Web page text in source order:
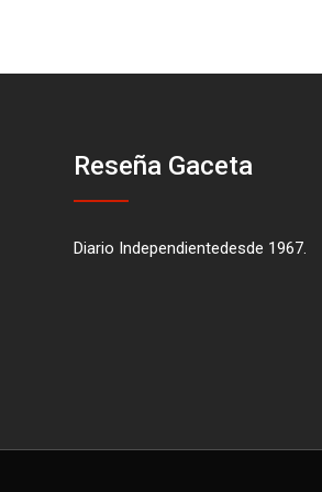
Reseña Gaceta
Diario Independientedesde 1967.